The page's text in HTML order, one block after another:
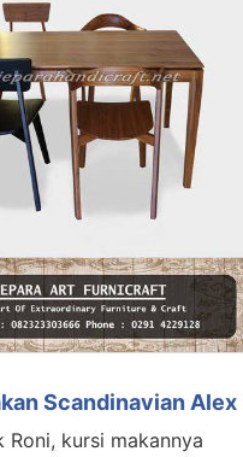
Scandinavian Alex
Roni, kursi makannya